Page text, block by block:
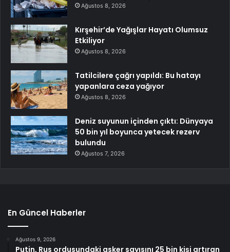
Ağustos 8, 2026
Kırşehir’de Yağışlar Hayatı Olumsuz
Etkiliyor
Ağustos 8, 2026
Tatilcilere çağrı yapıldı: Bu hatayı
yapanlara ceza yağıyor
Ağustos 8, 2026
Deniz suyunun içinden çıktı: Dünyaya
50 bin yıl boyunca yetecek rezerv
bulundu
Ağustos 7, 2026
En Güncel Haberler
Ağustos 9, 2026
Putin, Rus ordusundaki asker sayısını 25 bin kişi artıran